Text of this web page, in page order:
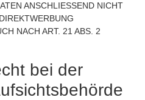
ANSCHLIESSEND NICHT
NACH ART. 21 ABS. 2
bei der